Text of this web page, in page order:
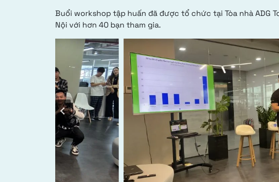
Buổi workshop tập huấn đã được tổ chức tại Tòa nhà ADG
Nội với hơn 40 bạn tham gia.